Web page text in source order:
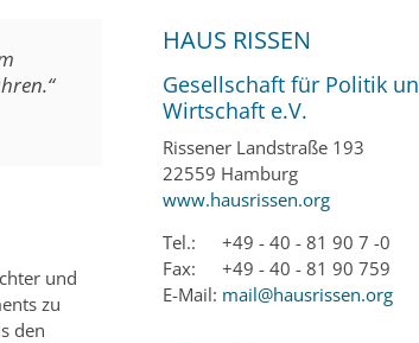
und
zu
den
HAUS RISSEN
Gesellschaft für Politik
Wirtschaft e.V.
Rissener Landstraße 193
22559 Hamburg
www.hausrissen.org
Tel.:
+49 - 40 - 81 90 7 -0
Fax:
+49 - 40 - 81 90 759
E-Mail: mail@hausrissen.org